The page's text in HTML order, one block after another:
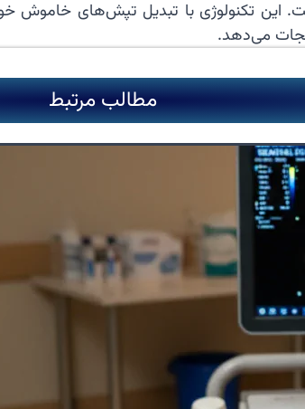
ایمیل
این تکنولوژی با تبدیل تپش‌های
نجات می‌دهد.
مطالب مرتبط